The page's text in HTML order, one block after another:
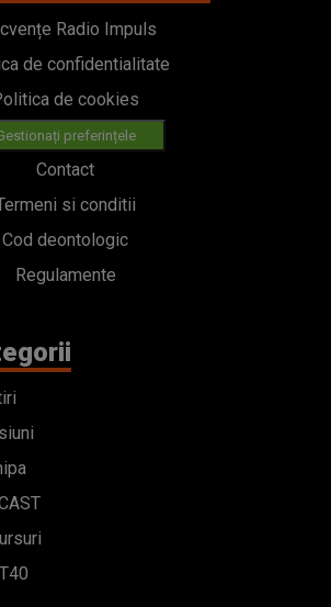
Radio Impuls
de confidentialitate
de cookies
preferințele
Contact
si conditii
Cod deontologic
Regulamente